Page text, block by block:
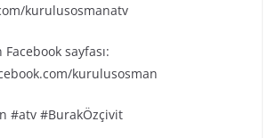
kurulusosmanatv
sayfası:
kurulusosman
#atv #BurakÖzçivit